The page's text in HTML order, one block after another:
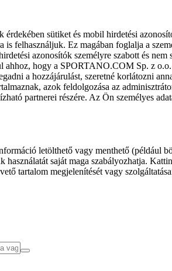
sütiket és mobil hirdetési
is felhasználjuk. Ez magában foglalja a
azonosítók személyre szabott és
hogy a SPORTANO.COM Sp. z
a hozzájárulást, szeretné korlátozni
azok feldolgozása az
partnerei részére. Az Ön személyes
letölthető vagy menthető (például
saját maga szabályozhatja.
tartalom megjelenítését vagy